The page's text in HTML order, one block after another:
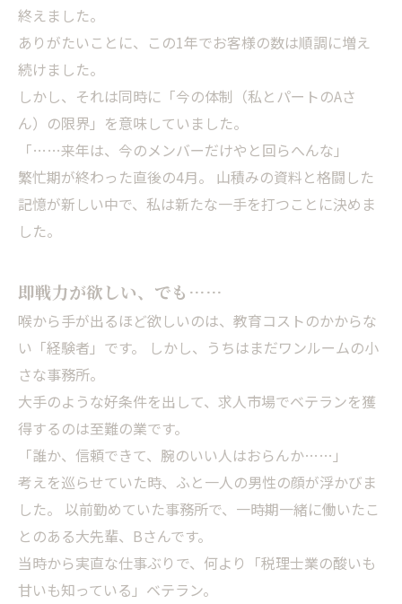
終えました。
ありがたいことに、この1年でお客様の数は順調に増え
続けました。
しかし、それは同時に「今の体制（私とパートのAさ
ん）の限界」を意味していました。
「……来年は、今のメンバーだけやと回らへんな」
繁忙期が終わった直後の4月。 山積みの資料と格闘した
記憶が新しい中で、私は新たな一手を打つことに決めま
した。
即戦力が欲しい、でも……
喉から手が出るほど欲しいのは、教育コストのかからな
い「経験者」です。 しかし、うちはまだワンルームの小
さな事務所。
大手のような好条件を出して、求人市場でベテランを獲
得するのは至難の業です。
「誰か、信頼できて、腕のいい人はおらんか……」
考えを巡らせていた時、ふと一人の男性の顔が浮かびま
した。 以前勤めていた事務所で、一時期一緒に働いたこ
とのある大先輩、Bさんです。
当時から実直な仕事ぶりで、何より「税理士業の酸いも
甘いも知っている」ベテラン。